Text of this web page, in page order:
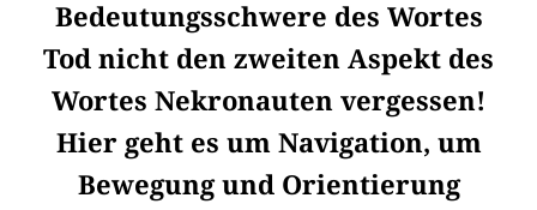
Bedeutungsschwere des Wortes
Tod nicht den zweiten Aspekt des
Wortes Nekronauten vergessen!
Hier geht es um Navigation, um
Bewegung und Orientierung